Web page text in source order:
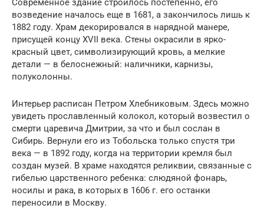
возведение началось еще в 1681, а закончилось лишь к
1882 году. Храм декорировался в нарядной манере,
присущей концу XVII века. Стены окрасили в ярко-
красный цвет, символизирующий кровь, а мелкие
детали — в белоснежный: наличники, карнизы,
полуколонны.
Интерьер расписан Петром Хлебниковым. Здесь можно
увидеть прославленный колокол, который возвестил о
смерти царевича Дмитрии, за что и был сослан в
Сибирь. Вернули его из Тобольска только спустя три
века — в 1892 году, когда на территории кремля был
создан музей. В храме находятся реликвии, связанные с
гибелью царственного ребенка: слюдяной фонарь,
носилы и рака, в которых в 1606 г. его останки
переносили в Москву.